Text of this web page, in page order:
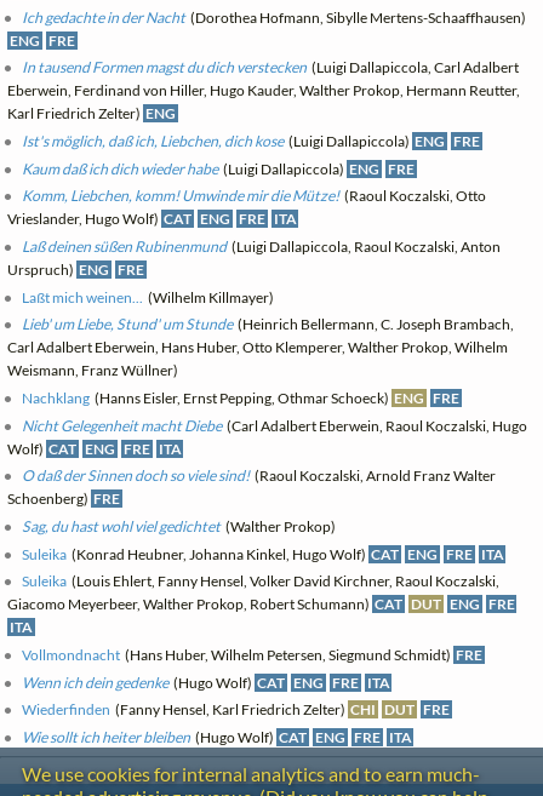
Ich gedachte in der Nacht(Dorothea Hofmann, Sibylle Mertens-Schaaffhausen)
ENG FRE
In tausend Formen magst du dich verstecken (Luigi Dallapiccola, Carl Adalbert
Eberwein, Ferdinand von Hiller, Hugo Kauder, Walther Prokop, Hermann Reutter,
Karl Friedrich Zelter) ENG
Ist's möglich, daß ich, Liebchen, dich kose(Luigi Dallapiccola) ENG FRE
Kaum daß ich dich wieder habe(Luigi Dallapiccola) ENG FRE
Komm, Liebchen, komm! Umwinde mir die Mütze!(Raoul Koczalski, Otto
Vrieslander, Hugo Wolf) CAT ENG FRE ITA
Laß deinen süßen Rubinenmund(Luigi Dallapiccola, Raoul Koczalski, Anton
Urspruch) ENG FRE
Laßt mich weinen...
(Wilhelm Killmayer)
Lieb' um Liebe, Stund' um Stunde(Heinrich Bellermann, C. Joseph Brambach,
Carl Adalbert Eberwein, Hans Huber, Otto Klemperer, Walther Prokop, Wilhelm
Weismann, Franz Wüllner)
Nachklang (Hanns Eisler, Ernst Pepping, Othmar Schoeck) ENG FRE
Nicht Gelegenheit macht Diebe(Carl Adalbert Eberwein, Raoul Koczalski, Hugo
Wolf) CAT ENG FRE ITA
O daß der Sinnen doch so viele sind!(Raoul Koczalski, Arnold Franz Walter
Schoenberg) FRE
Sag, du hast wohl viel gedichtet(Walther Prokop)
Suleika (Konrad Heubner, Johanna Kinkel, Hugo Wolf) CAT ENG FRE ITA
Suleika (Louis Ehlert, Fanny Hensel, Volker David Kirchner, Raoul Koczalski,
Giacomo Meyerbeer, Walther Prokop, Robert Schumann) CAT DUT ENG FRE
ITA
Vollmondnacht (Hans Huber, Wilhelm Petersen, Siegmund Schmidt) FRE
Wenn ich dein gedenke(Hugo Wolf) CAT ENG FRE ITA
Wiederfinden (Fanny Hensel, Karl Friedrich Zelter) CHI DUT FRE
Wie sollt ich heiter bleiben (Hugo Wolf) CAT ENG FRE ITA
We use cookies for internal analytics and to earn much-